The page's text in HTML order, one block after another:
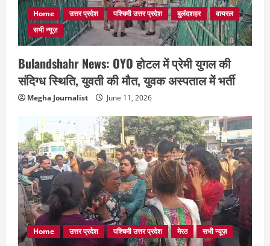
Home उत्तर प्रदेश पश्चिमी उत्तर प्रदेश बुलंदशहर
वायरल
सभी न्यूज़
Bulandshahr News: OYO होटल में प्रेमी युगल की
संदिग्ध स्थिति, युवती की मौत, युवक अस्पताल में भर्ती
Megha Journalist June 11, 2026
Home उत्तर प्रदेश पश्चिमी उत्तर प्रदेश मेरठ सभी न्यूज़